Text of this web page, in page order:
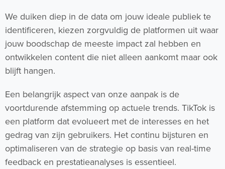
We duiken diep in de data om jouw ideale publiek te
identificeren, kiezen zorgvuldig de platformen uit waar
jouw boodschap de meeste impact zal hebben en
ontwikkelen content die niet alleen aankomt maar ook
blijft hangen.
Een belangrijk aspect van onze aanpak is de
voortdurende afstemming op actuele trends. TikTok is
een platform dat evolueert met de interesses en het
gedrag van zijn gebruikers. Het continu bijsturen en
optimaliseren van de strategie op basis van real-time
feedback en prestatieanalyses is essentieel.